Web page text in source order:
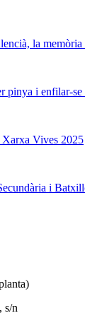
la memòria
pinya i enfilar-se
Vives 2025
i
s/n